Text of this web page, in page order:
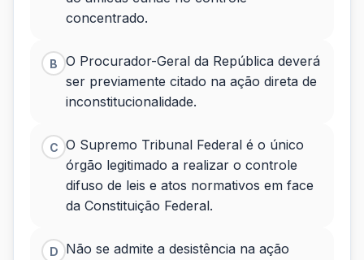
constitucionalidade,
assinale
a...
concentrado.
B
O Procurador-Geral da República deverá
ser previamente citado na ação direta de
inconstitucionalidade.
C O Supremo Tribunal Federal é o único
órgão legitimado a realizar o controle
difuso de leis e atos normativos em face
da Constituição Federal.
D
Não se admite a desistência na ação